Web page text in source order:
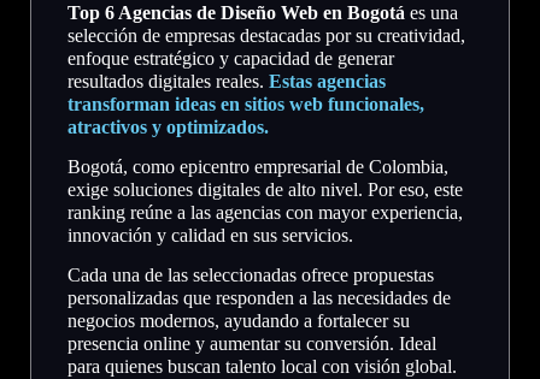
Top 6 Agencias de Diseño Web en Bogotá es una
selección de empresas destacadas por su creatividad,
enfoque estratégico y capacidad de generar
resultados digitales reales. Estas agencias
transforman ideas en sitios web funcionales,
atractivos y optimizados.
Bogotá, como epicentro empresarial de Colombia,
exige soluciones digitales de alto nivel. Por eso, este
ranking reúne a las agencias con mayor experiencia,
innovación y calidad en sus servicios.
Cada una de las seleccionadas ofrece propuestas
personalizadas que responden a las necesidades de
negocios modernos, ayudando a fortalecer su
presencia online y aumentar su conversión. Ideal
para quienes buscan talento local con visión global.